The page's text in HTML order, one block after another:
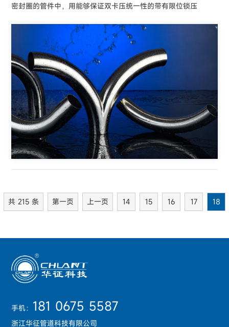
密封圈的管件中，用能够保证双卡压统一性的带有限位锁压
共 215 条 第一页 上一页 14 15 16 17 18
手机： 181 0675 5587
浙江华征管道科技有限公司